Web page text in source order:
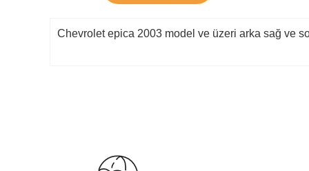
Chevrolet epica 2003 model ve üzeri arka sağ ve
Ürün açıklamasında eksik bilgiler bulunuyor.